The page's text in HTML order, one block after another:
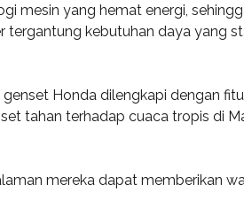
mesin yang hemat energi,
tergantung kebutuhan daya yang
Honda dilengkapi dengan
tahan terhadap cuaca tropis di
mereka dapat memberikan